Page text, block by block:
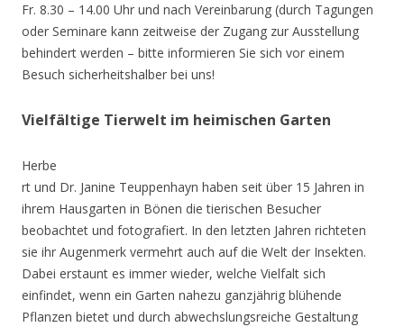
Fr. 8.30 – 14.00 Uhr und nach Vereinbarung (durch Tagungen
oder Seminare kann zeitweise der Zugang zur Ausstellung
behindert werden – bitte informieren Sie sich vor einem
Besuch sicherheitshalber bei uns!
Vielfältige Tierwelt im heimischen Garten
Herbe
rt und Dr. Janine Teuppenhayn haben seit über 15 Jahren in
ihrem Hausgarten in Bönen die tierischen Besucher
beobachtet und fotografiert. In den letzten Jahren richteten
sie ihr Augenmerk vermehrt auch auf die Welt der Insekten.
Dabei erstaunt es immer wieder, welche Vielfalt sich
einfindet, wenn ein Garten nahezu ganzjährig blühende
Pflanzen bietet und durch abwechslungsreiche Gestaltung